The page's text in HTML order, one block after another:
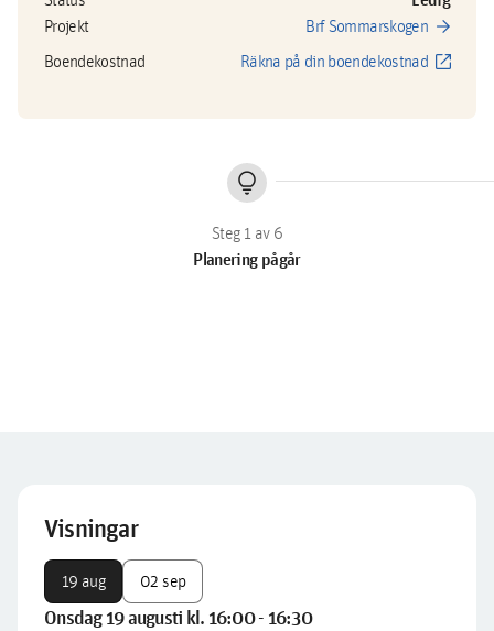
Projekt Brf Sommarskogen arrow_forward
Boendekostnad Räkna på din boendekostnad open_in_new
lightbulb
Planering pågår
Visningar
19 aug 02 sep
Onsdag 19 augusti kl. 16:00 - 16:30